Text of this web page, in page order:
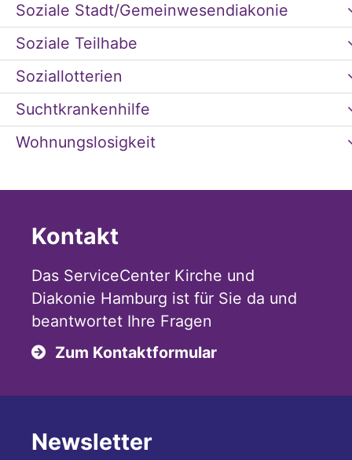
Soziale Stadt/Gemeinwesendiakonie
Soziale Teilhabe
Soziallotterien
Suchtkrankenhilfe
Wohnungslosigkeit
Kontakt
Das ServiceCenter Kirche und
Diakonie Hamburg ist für Sie da und
beantwortet Ihre Fragen
Zum Kontaktformular
Newsletter